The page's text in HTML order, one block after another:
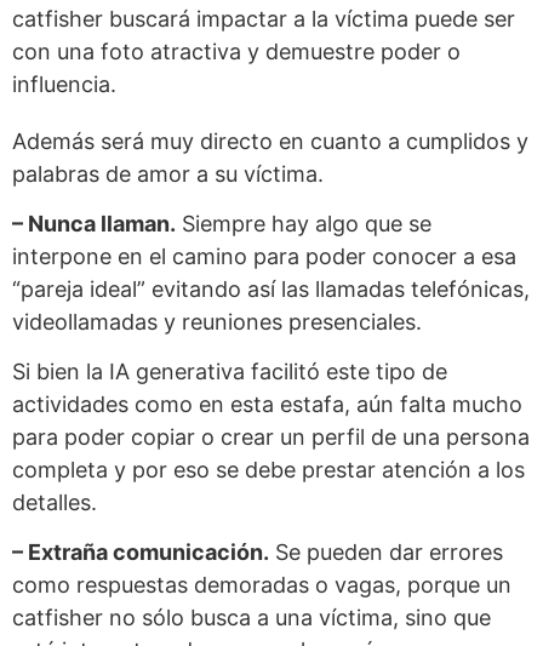
catfisher buscará impactar a la víctima puede ser
con una foto atractiva y demuestre poder o
influencia.
Además será muy directo en cuanto a cumplidos y
palabras de amor a su víctima.
– Nunca llaman. Siempre hay algo que se
interpone en el camino para poder conocer a esa
“pareja ideal” evitando así las llamadas telefónicas,
videollamadas y reuniones presenciales.
Si bien la IA generativa facilitó este tipo de
actividades como en esta estafa, aún falta mucho
para poder copiar o crear un perfil de una persona
completa y por eso se debe prestar atención a los
detalles.
– Extraña comunicación. Se pueden dar errores
como respuestas demoradas o vagas, porque un
catfisher no sólo busca a una víctima, sino que